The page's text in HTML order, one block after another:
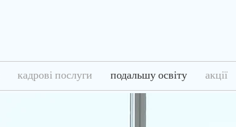
кадрові послуги подальшу освіту акції